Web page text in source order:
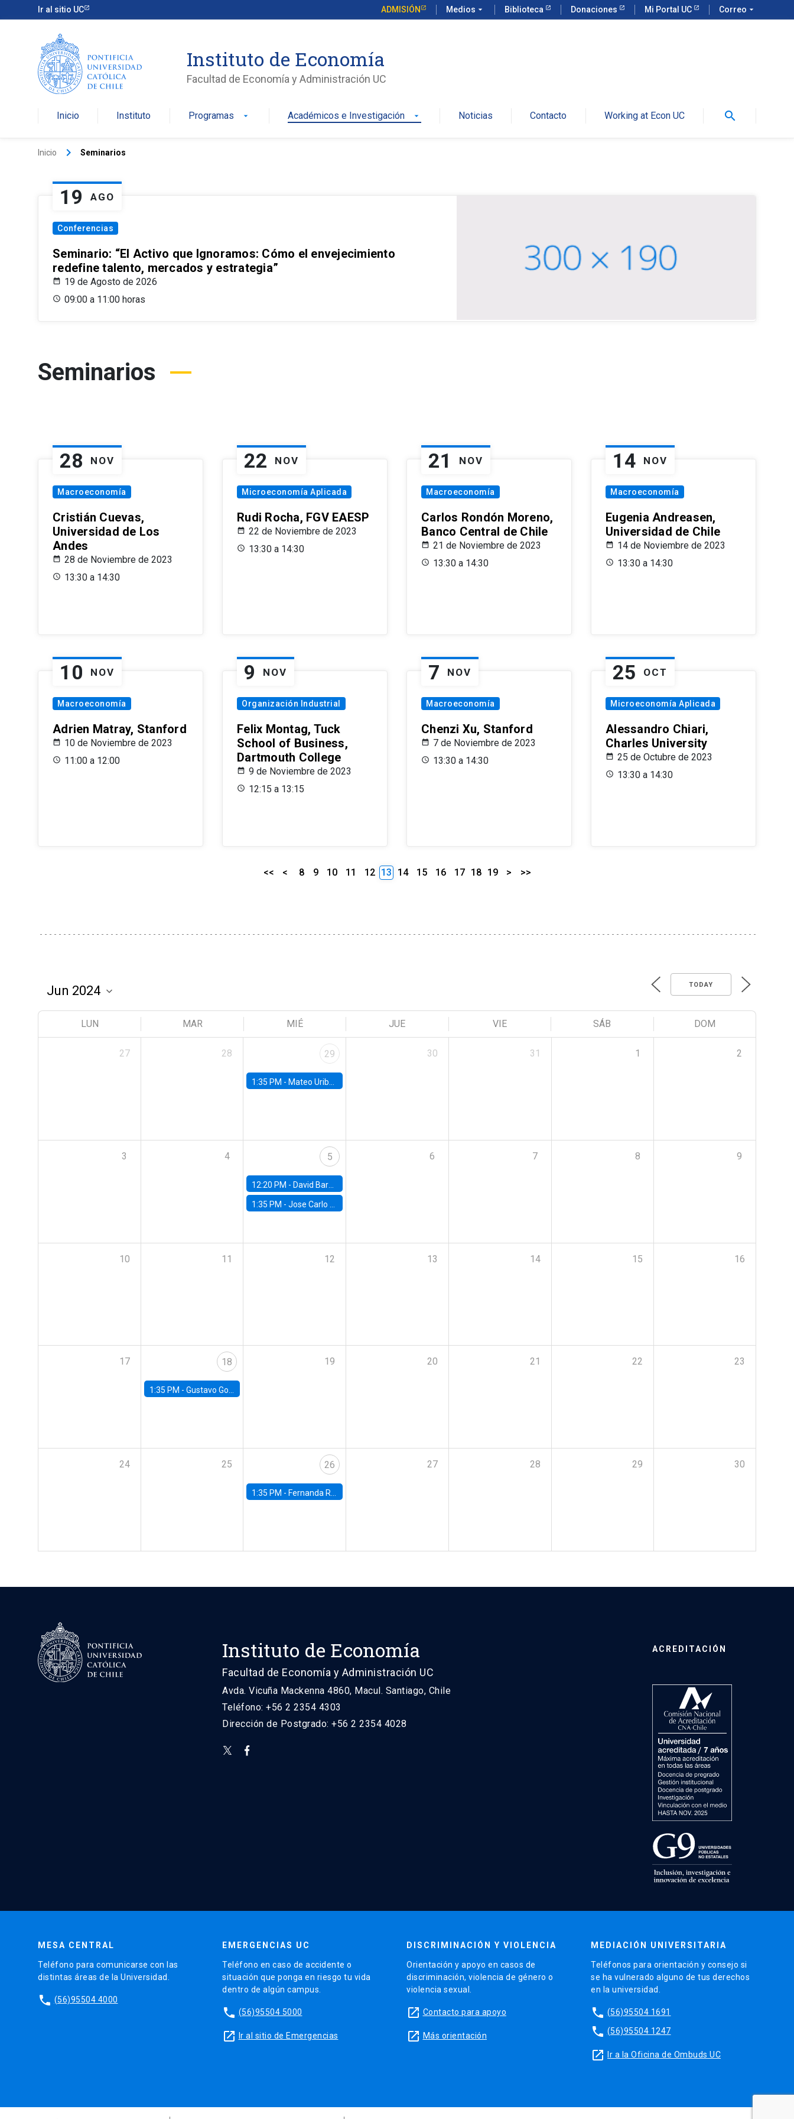
Ir al sitio UC ADMISIÓN Medios arrow_drop_down Biblioteca Donaciones Mi Portal UC Correo arrow_drop_down
Instituto de Economía
Facultad de Economía y Administración UC
Inicio Instituto Programas arrow_drop_down Académicos e Investigación arrow_drop_down Noticias Contacto Working at Econ UC search
Inicio keyboard_arrow_right Seminarios
19 AGO
Conferencias
Seminario: “El Activo que Ignoramos: Cómo el envejecimiento
redefine talento, mercados y estrategia”
19 de Agosto de 2026
09:00 a 11:00 horas
Seminarios
28 NOV
Macroeconomía
Cristián Cuevas,
Universidad de Los
Andes
28 de Noviembre de 2023
13:30 a 14:30
22 NOV
Microeconomía Aplicada
Rudi Rocha, FGV EAESP
22 de Noviembre de 2023
13:30 a 14:30
21 NOV
Macroeconomía
Carlos Rondón Moreno,
Banco Central de Chile
21 de Noviembre de 2023
13:30 a 14:30
14 NOV
Macroeconomía
Eugenia Andreasen,
Universidad de Chile
14 de Noviembre de 2023
13:30 a 14:30
10 NOV
Macroeconomía
Adrien Matray, Stanford
10 de Noviembre de 2023
11:00 a 12:00
9 NOV
Organización Industrial
Felix Montag, Tuck
School of Business,
Dartmouth College
9 de Noviembre de 2023
12:15 a 13:15
7 NOV
Macroeconomía
Chenzi Xu, Stanford
7 de Noviembre de 2023
13:30 a 14:30
25 OCT
Microeconomía Aplicada
Alessandro Chiari,
Charles University
25 de Octubre de 2023
13:30 a 14:30
<< < 8 9 10 11 12 13 14 15 16 17 18 19 > >>
TODAY
LUN MAR MIÉ JUE VIE SÁB DOM
27 28 29
1:35 PM - Mateo Uribe-Castro, Universidad de los Andes (Colombia)
30 31 1 2
3 4 5
12:20 PM - David Bardey, Universidad de los Andes - CEDE
1:35 PM -Jose Carlo Bermudez, UC (ME) & World Bank
6 7 8 9
10 11 12 13 14 15 16
17 18
1:35 PM - Gustavo González, Banco Central de Chile
19 20 21 22 23
24 25 26
1:35 PM - Fernanda Rojas Ampuero, University of Wisconsin-Madison
27 28 29 30
Instituto de Economía
Facultad de Economía y Administración UC
Avda. Vicuña Mackenna 4860, Macul. Santiago, Chile
Teléfono: +56 2 2354 4303
Dirección de Postgrado: +56 2 2354 4028
ACREDITACIÓN
MESA CENTRAL
Teléfono para comunicarse con las
distintas áreas de la Universidad.
phone (56)95504 4000
EMERGENCIAS UC
Teléfono en caso de accidente o
situación que ponga en riesgo tu vida
dentro de algún campus.
phone (56)95504 5000
launch Ir al sitio de Emergencias
DISCRIMINACIÓN Y VIOLENCIA
Orientación y apoyo en casos de
discriminación, violencia de género o
violencia sexual.
launch Contacto para apoyo
launch Más orientación
MEDIACIÓN UNIVERSITARIA
Teléfonos para orientación y consejo si
se ha vulnerado alguno de tus derechos
en la universidad.
phone (56)95504 1691
phone (56)95504 1247
launch Ir a la Oficina de Ombuds UC